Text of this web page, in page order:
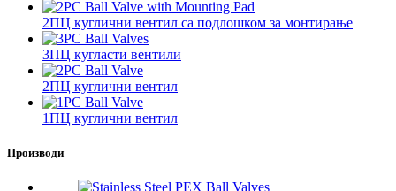
2ПЦ куглични вентил са подлошком за монтирање
3ПЦ кугласти вентили
2ПЦ куглични вентил
1ПЦ куглични вентил
Производи